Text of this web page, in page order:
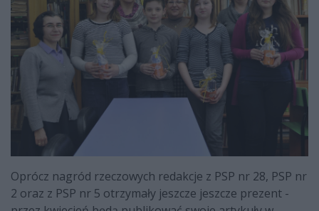
Oprócz nagród rzeczowych redakcje z PSP nr 28, PSP nr
2 oraz z PSP nr 5 otrzymały jeszcze jeszcze prezent -